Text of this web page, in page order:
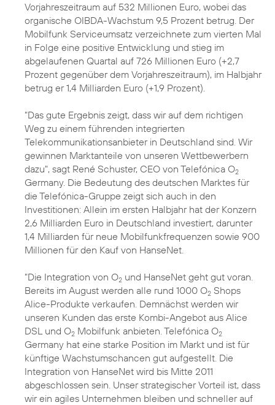
Vorjahreszeitraum auf 532 Millionen Euro, wobei das
organische OIBDA-Wachstum 9,5 Prozent betrug. Der
Mobilfunk Serviceumsatz verzeichnete zum vierten Mal
in Folge eine positive Entwicklung und stieg im
abgelaufenen Quartal auf 726 Millionen Euro (+2,7
Prozent gegenüber dem Vorjahreszeitraum), im Halbjahr
betrug er 1,4 Milliarden Euro (+1,9 Prozent).
"Das gute Ergebnis zeigt, dass wir auf dem richtigen
Weg zu einem führenden integrierten
Telekommunikationsanbieter in Deutschland sind. Wir
gewinnen Marktanteile von unseren Wettbewerbern
dazu", sagt René Schuster, CEO von Telefónica O2
Germany. Die Bedeutung des deutschen Marktes für
die Telefónica-Gruppe zeigt sich auch in den
Investitionen: Allein im ersten Halbjahr hat der Konzern
2,6 Milliarden Euro in Deutschland investiert, darunter
1,4 Milliarden für neue Mobilfunkfrequenzen sowie 900
Millionen für den Kauf von HanseNet.
"Die Integration von O2 und HanseNet geht gut voran.
Bereits im August werden alle rund 1000 O2 Shops
Alice-Produkte verkaufen. Demnächst werden wir
unseren Kunden das erste Kombi-Angebot aus Alice
DSL und O2 Mobilfunk anbieten. Telefónica O2
Germany hat eine starke Position im Markt und ist für
künftige Wachstumschancen gut aufgestellt. Die
Integration von HanseNet wird bis Mitte 2011
abgeschlossen sein. Unser strategischer Vorteil ist, dass
wir ein agiles Unternehmen bleiben und schneller auf